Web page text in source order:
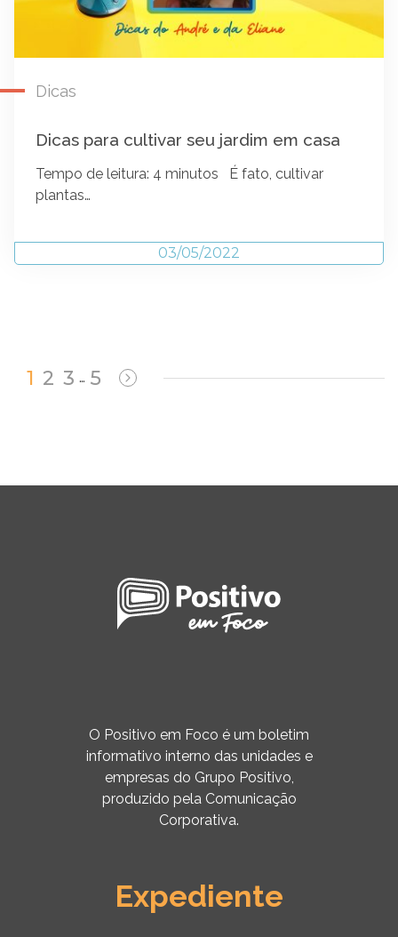
Dicas
Dicas para cultivar seu jardim em casa
Tempo de leitura: 4 minutos É fato, cultivar
plantas…
03/05/2022
1 2 3 … 5
O Positivo em Foco é um boletim
informativo interno das unidades e
empresas do Grupo Positivo,
produzido pela Comunicação
Corporativa.
Expediente